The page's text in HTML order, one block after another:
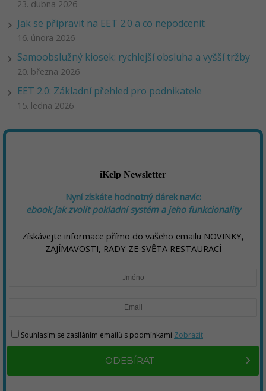
23. dubna 2026
Jak se připravit na EET 2.0 a co nepodcenit
16. února 2026
Samoobslužný kiosek: rychlejší obsluha a vyšší tržby
20. března 2026
EET 2.0: Základní přehled pro podnikatele
15. ledna 2026
iKelp Newsletter
Nyní získáte hodnotný dárek navíc:
ebookJak zvolit pokladní systém a jeho funkcionality
Získávejte informace přímo do vašeho emailu NOVINKY,
ZAJÍMAVOSTI, RADY ZE SVĚTA RESTAURACÍ
Souhlasím se zasíláním emailů s podmínkami Zobrazit
ODEBÍRAT